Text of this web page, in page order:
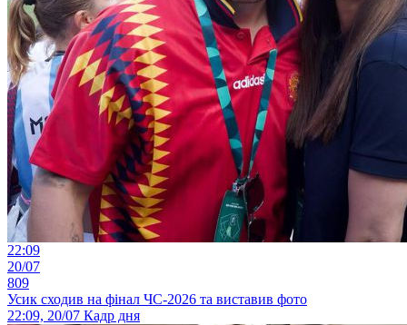
22:09
20/07
809
Усик сходив на фінал ЧС-2026 та виставив фото
22:09, 20/07 Кадр дня